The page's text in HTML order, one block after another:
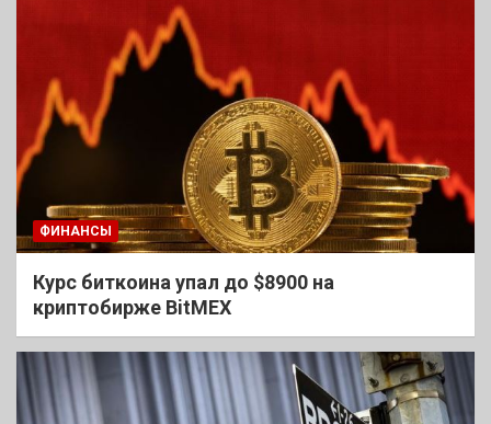
ФИНАНСЫ
Курс биткоина упал до $8900 на
криптобирже BitMEX